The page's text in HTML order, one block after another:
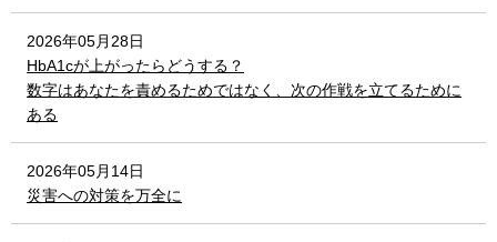
2026年05月28日
HbA1cが上がったらどうする？
数字はあなたを責めるためではなく、次の作戦を立てるために
ある
2026年05月14日
災害への対策を万全に